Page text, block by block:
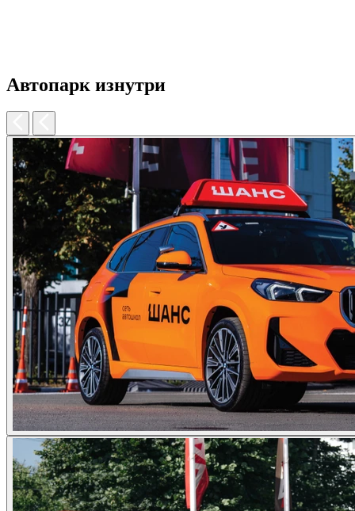
Автопарк изнутри